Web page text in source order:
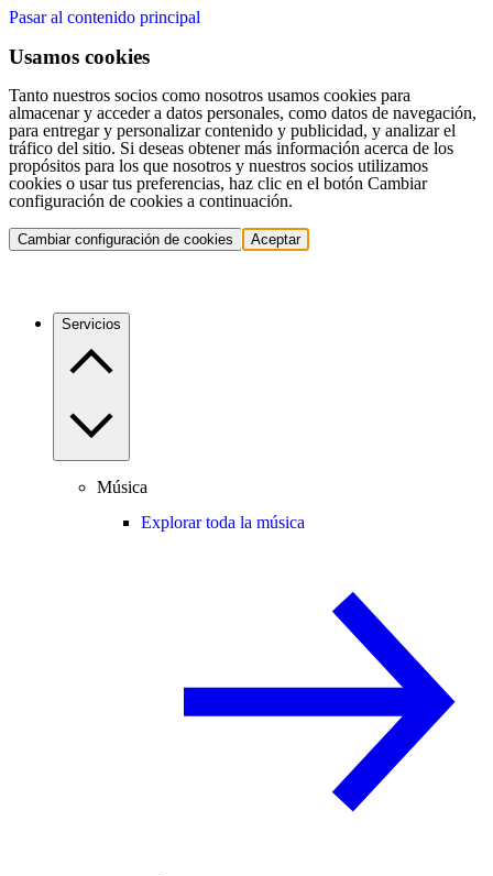
Pasar al contenido principal
Usamos cookies
Tanto nuestros socios como nosotros usamos cookies para
almacenar y acceder a datos personales, como datos de navegación,
para entregar y personalizar contenido y publicidad, y analizar el
tráfico del sitio. Si deseas obtener más información acerca de los
propósitos para los que nosotros y nuestros socios utilizamos
cookies o usar tus preferencias, haz clic en el botón Cambiar
configuración de cookies a continuación.
Cambiar configuración de cookies Aceptar
Servicios
Música
Explorar toda la música